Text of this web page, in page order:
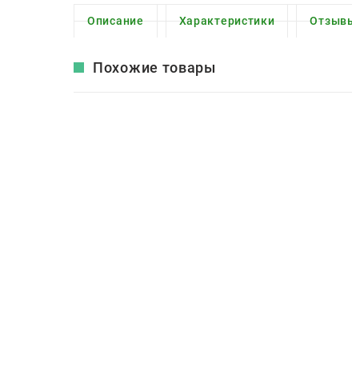
Описание Характеристики
Похожие товары